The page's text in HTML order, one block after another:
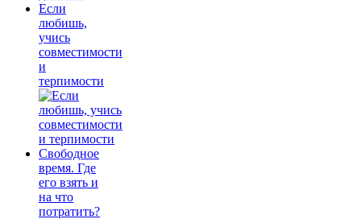
Если
любишь,
учись
совместимости
и
терпимости
Свободное
время. Где
его взять и
на что
потратить?